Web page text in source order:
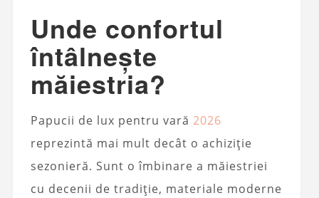
Unde confortul
întâlnește
măiestria?
Papucii de lux pentru vară 2026
reprezintă mai mult decât o achiziție
sezonieră. Sunt o îmbinare a măiestriei
cu decenii de tradiție, materiale moderne